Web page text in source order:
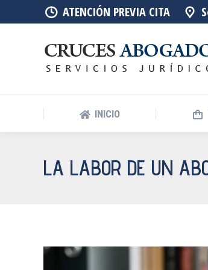
ATENCIÓN PREVIA CITA
INICIO
LA LABOR DE UN